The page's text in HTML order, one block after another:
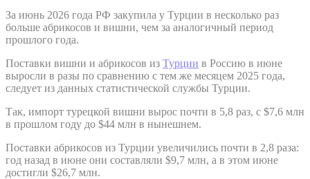
За июнь 2026 года РФ закупила у Турции в несколько раз
больше абрикосов и вишни, чем за аналогичный период
прошлого года.
Поставки вишни и абрикосов из Турции в Россию в июне
выросли в разы по сравнению с тем же месяцем 2025 года,
следует из данных статистической службы Турции.
Так, импорт турецкой вишни вырос почти в 5,8 раз, с $7,6 млн
в прошлом году до $44 млн в нынешнем.
Поставки абрикосов из Турции увеличились почти в 2,8 раза:
год назад в июне они составляли $9,7 млн, а в этом июне
достигли $26,7 млн.